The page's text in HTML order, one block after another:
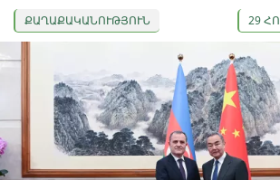
ՔԱՂԱՔԱԿԱՆՈՒԹՅՈՒՆ 29